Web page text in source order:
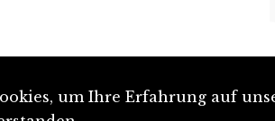
um Ihre Erfahrung auf